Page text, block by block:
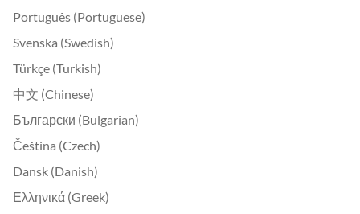
Português (Portuguese)
Svenska (Swedish)
Türkçe (Turkish)
中文 (Chinese)
Български (Bulgarian)
Čeština (Czech)
Dansk (Danish)
Ελληνικά (Greek)